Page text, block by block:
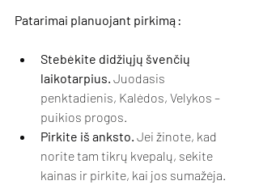
Patarimai planuojant pirkimą:
Stebėkite didžiųjų švenčių
laikotarpius. Juodasis
penktadienis, Kalėdos, Velykos –
puikios progos.
Pirkite iš anksto. Jei žinote, kad
norite tam tikrų kvepalų, sekite
kainas ir pirkite, kai jos sumažėja.